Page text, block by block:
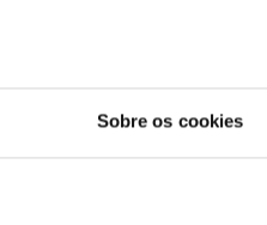
Sobre os cookies
visa promover a
das